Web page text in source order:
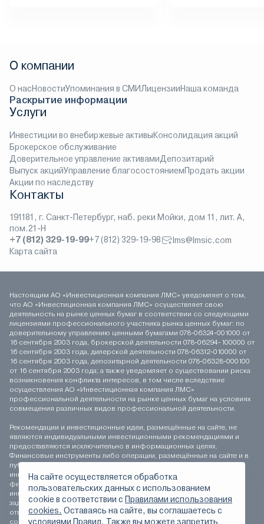
О компании
О насНовостиУпоминания в СМИЛицензииНаша команда
Раскрытие информации
Услуги
Инвестиции во внебиржевые активыКонсолидация акций
Брокерское обслуживание
Доверительное управление активамиДепозитарий
Выпуск акцийУправление благосостояниемПродать акции
Акции по наследству
Контакты
191181, г. Санкт-Петербург, наб. реки Мойки, дом 11, лит. А,
пом.21-Н
+7 (812) 329-19-99+7 (812) 329-19-98
lms@lmsic.com
Карта сайта
Настоящим АО «Инвестиционная компания ЛМС» уведомляет о том,
что АО «Инвестиционная компания ЛМС» осуществляет свою
деятельность на рынке ценных бумаг в соответствии со следующими
лицензиями профессионального участника рынка ценных бумаг: по
доверительному управлению ценными бумагами 078-06324-001000 от
16 сентября 2003 года, брокерской деятельности 078-06294-100000 от
16 сентября 2003 года, дилерской деятельности 078-06312-010000 от
16 сентября 2003 года, депозитарной деятельности 078-06328-000100
от 16 сентября 2003 года; а также уведомляет о существовании риска
возникновения конфликта интересов, в том числе вследствие
осуществления АО «Инвестиционная компания ЛМС»
профессиональной деятельности на рынке ценных бумаг на условиях
совмещения различных видов профессиональной деятельности.
Рекомендации и инвестиционные идеи, размещённые на сайте, не
являются индивидуальными инвестиционными рекомендациями и
предоставляются исключительно в информационных целях.
Финансовые инструменты либо операции, размещённые на сайте и в
публикуемых материалах, могут не соответствовать вашему
инвестиционному профилю. Определение соответствия
финансового инструмента либо операции инвестиционным целям,
инвестиционному горизонту и толерантности к риску является
задачей инвестора. АО «Инвестиционная компания ЛМС» не несёт
ответственности за возможные убытки инвестора в случае
совершения операций, либо инвестирования в финансовые
На сайте осуществляется обработка
пользовательских данных с использованием
сookie в соответствии с Правилами использования
cookies. Оставаясь на сайте, вы соглашаетесь с
условиями Правил. Также вы можете запретить